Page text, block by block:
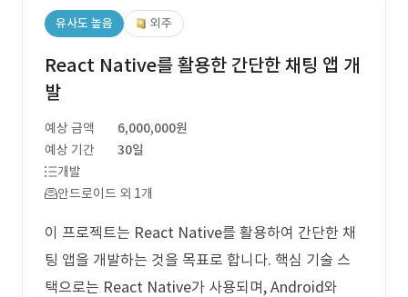
유사도 높음 외주
React Native를 활용한 간단한 채팅 앱 개
발
예상 금액
6,000,000원
예상 기간
30일
개발
안드로이드 외 1개
이 프로젝트는 React Native를 활용하여 간단한 채
팅 앱을 개발하는 것을 목표로 합니다. 핵심 기술 스
택으로는 React Native가 사용되며, Android와